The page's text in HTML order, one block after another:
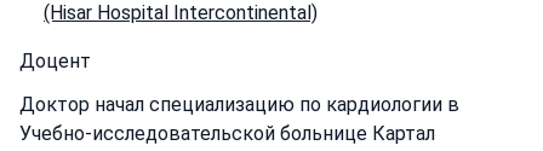
(Hisar Hospital Intercontinental)
Доцент
Доктор начал специализацию по кардиологии в
Учебно-исследовательской больнице Картал